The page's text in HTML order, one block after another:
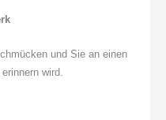
und Sie an einen
wird.